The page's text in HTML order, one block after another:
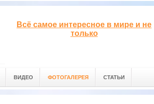
Всё самое интересное в мире и не
только
ВИДЕО ФОТОГАЛЕРЕЯ СТАТЬИ